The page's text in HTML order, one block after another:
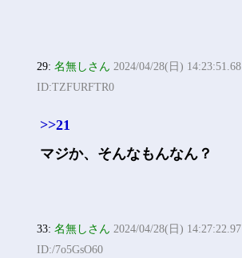
29:名無しさん 2024/04/28(日) 14:23:51.68
ID:TZFURFTR0
>>21
マジか、そんなもんなん？
33:名無しさん 2024/04/28(日) 14:27:22.97
ID:/7o5GsO60